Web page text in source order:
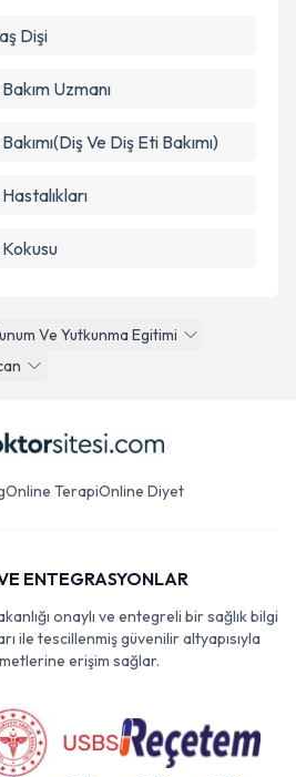
Ve Yutkunma Egitimi
Dişi
Uzmanı
Ve Diş Eti Bakımı)
Online TerapiOnline Diyet
ENTEGRASYONLAR
onaylı ve entegreli bir sağlık bilgi
ile tescillenmiş güvenilir altyapısıyla
erişim sağlar.